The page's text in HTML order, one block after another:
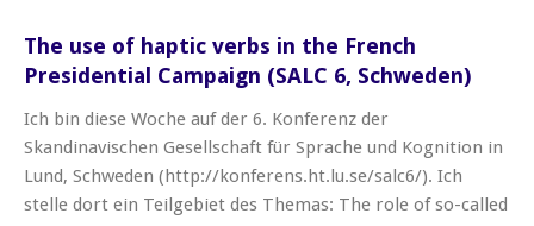
The use of haptic verbs in the French
Presidential Campaign (SALC 6, Schweden)
Ich bin diese Woche auf der 6. Konferenz der
Skandinavischen Gesellschaft für Sprache und Kognition in
Lund, Schweden (http://konferens.ht.lu.se/salc6/). Ich
stelle dort ein Teilgebiet des Themas: The role of so-called